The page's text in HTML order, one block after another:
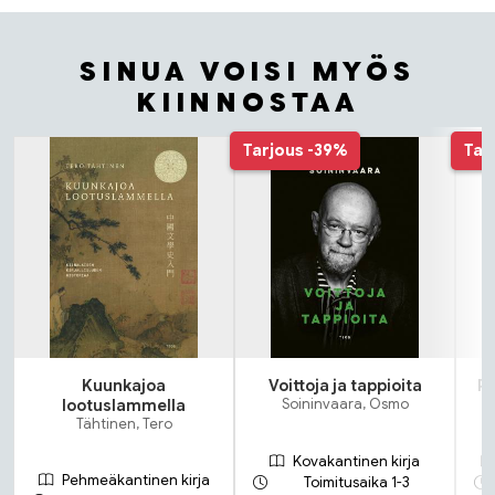
SINUA VOISI MYÖS
KIINNOSTAA
Tuoteluettelon alku
Kuunkajoa
lootuslammella
Tähtinen, Tero
Pehmeäkantinen kirja
Tarjous -39%
Voittoja ja tappioita
Soininvaara, Osmo
Kovakantinen kirja
Toimitusaika 1-3